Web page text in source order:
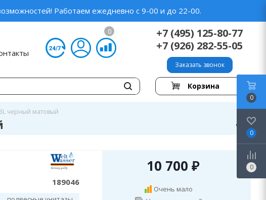
Работаем ежедневно с 9-00 и до 22-00.
0
+7 (495) 125-80-77
+7 (926) 282-55-05
Заказать звонок
Корзина
черный матовый
189046
10 700 ₽
Очень мало
0
0
0